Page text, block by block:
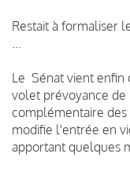
Restait à formaliser
Le Sénat vient
volet prévoyance
complémentaire
modifie l'entrée en
apportant quelques